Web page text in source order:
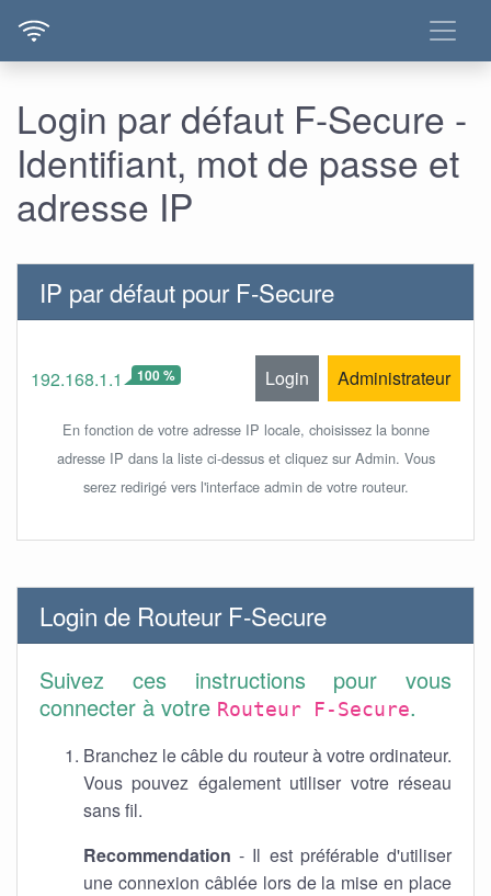
Login par défaut F-Secure -
Identifiant, mot de passe et
adresse IP
IP par défaut pour F-Secure
192.168.1.1 100 % Login Administrateur
En fonction de votre adresse IP locale, choisissez la bonne
adresse IP dans la liste ci-dessus et cliquez sur Admin. Vous
serez redirigé vers l'interface admin de votre routeur.
Login de Routeur F-Secure
Suivez ces instructions pour vous
connecter à votre Routeur F-Secure.
Branchez le câble du routeur à votre ordinateur.
Vous pouvez également utiliser votre réseau
sans fil.
Recommendation - Il est préférable d'utiliser
une connexion câblée lors de la mise en place